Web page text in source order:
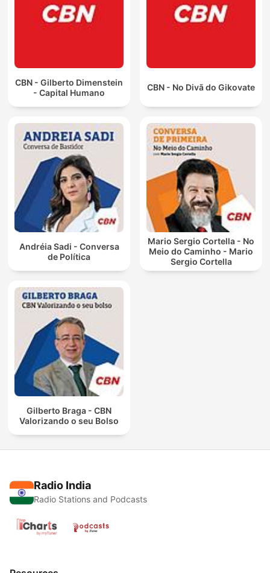
CBN - Gilberto Dimenstein
- Capital Humano
CBN - No Divã do Gikovate
Andréia Sadi - Conversa
de Política
Mario Sergio Cortella - No
Meio do Caminho - Mario
Sergio Cortella
Gilberto Braga - CBN
Valorizando o seu Bolso
Radio India
Radio Stations and Podcasts